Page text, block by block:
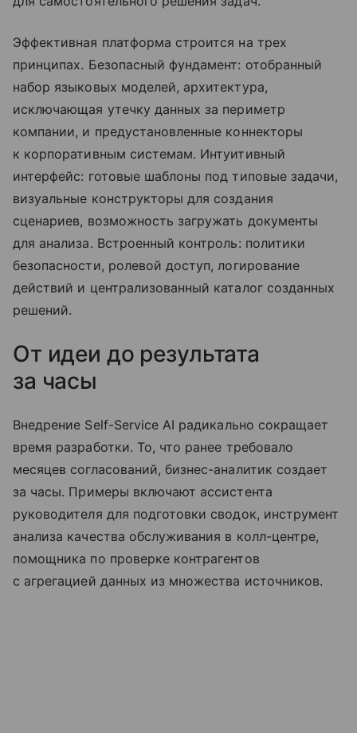
Эффективная платформа строится на трех
принципах. Безопасный фундамент: отобранный
набор языковых моделей, архитектура,
исключающая утечку данных за периметр
компании, и предустановленные коннекторы
к корпоративным системам. Интуитивный
интерфейс: готовые шаблоны под типовые задачи,
визуальные конструкторы для создания
сценариев, возможность загружать документы
для анализа. Встроенный контроль: политики
безопасности, ролевой доступ, логирование
действий и централизованный каталог созданных
решений.
От идеи до результата
за часы
Внедрение Self-Service AI радикально сокращает
время разработки. То, что ранее требовало
месяцев согласований, бизнес-аналитик создает
за часы. Примеры включают ассистента
руководителя для подготовки сводок, инструмент
анализа качества обслуживания в колл-центре,
помощника по проверке контрагентов
с агрегацией данных из множества источников.